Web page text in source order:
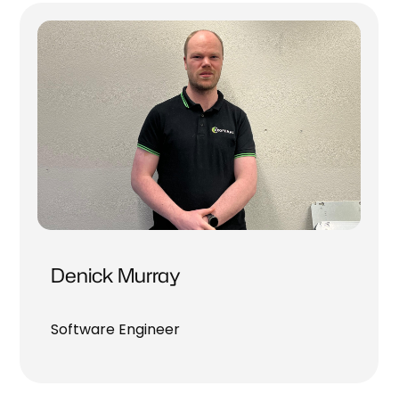
Denick Murray
Software Engineer